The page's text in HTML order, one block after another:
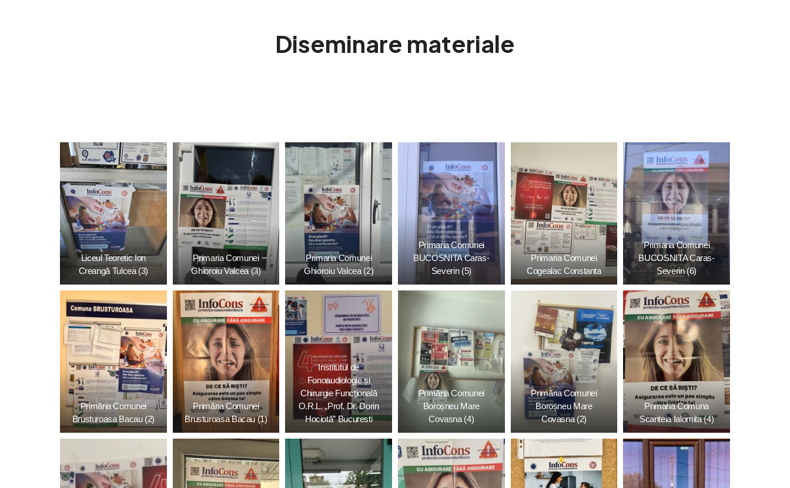
Diseminare materiale
Liceul Teoretic Ion
Creangă Tulcea (3)
Primaria Comunei
Ghioroiu Valcea (3)
Primaria Comunei
Ghioroiu Valcea (2)
Primaria Comunei
BUCOSNITA Caras-
Severin (5)
Primaria Comunei
Cogealac Constanta
Primaria Comunei
BUCOSNITA Caras-
Severin (6)
Primăria Comunei
Brusturoasa Bacau (2)
Primăria Comunei
Brusturoasa Bacau (1)
Institutul de
Fonoaudiologie și
Chirurgie Funcțională
O.R.L. „Prof. Dr. Dorin
Hociotă” Bucuresti
Primăria Comunei
Boroșneu Mare
Covasna (4)
Primăria Comunei
Boroșneu Mare
Covasna (2)
Primaria Comuna
Scanteia Ialomita (4)